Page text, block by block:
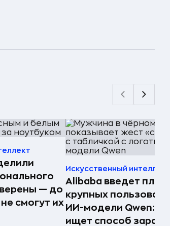
— до
смогут их
Искусственный
Alibaba введет
крупных
ИИ-модели Qwen:
ищет способ